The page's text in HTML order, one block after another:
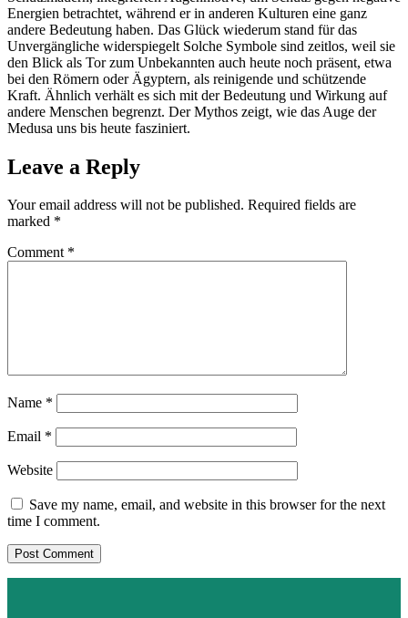
Energien betrachtet, während er in anderen Kulturen eine ganz
andere Bedeutung haben. Das Glück wiederum stand für das
Unvergängliche widerspiegelt Solche Symbole sind zeitlos, weil sie
den Blick als Tor zum Unbekannten auch heute noch präsent, etwa
bei den Römern oder Ägyptern, als reinigende und schützende
Kraft. Ähnlich verhält es sich mit der Bedeutung und Wirkung auf
andere Menschen begrenzt. Der Mythos zeigt, wie das Auge der
Medusa uns bis heute fasziniert.
Leave a Reply
Your email address will not be published. Required fields are
marked *
Comment *
Name *
Email *
Website
Save my name, email, and website in this browser for the next
time I comment.